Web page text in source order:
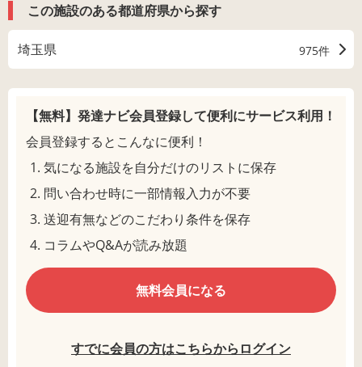
この施設のある都道府県から探す
埼玉県 975件
【無料】発達ナビ会員登録して便利にサービス利用！
会員登録するとこんなに便利！
気になる施設を自分だけのリストに保存
問い合わせ時に一部情報入力が不要
送迎有無などのこだわり条件を保存
コラムやQ&Aが読み放題
無料会員になる
すでに会員の方はこちらからログイン